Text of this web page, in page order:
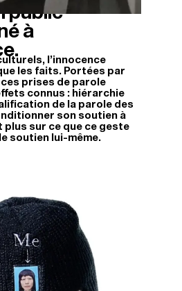
public
à
l’innocence
les faits. Portées par
prises de parole
connus : hiérarchie
de la parole des
son soutien à
plus sur ce que ce geste
soutien lui-même.